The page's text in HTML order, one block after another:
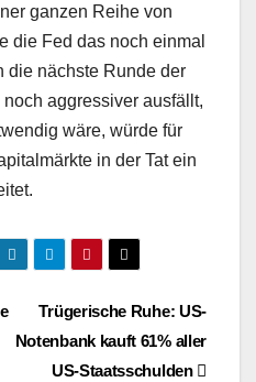
ganzen Reihe von
die Fed das noch einmal
die nächste Runde der
aggressiver ausfällt,
wäre, würde für
in der Tat ein
Trügerische Ruhe: US-
Notenbank kauft 61% aller
US-Staatsschulden